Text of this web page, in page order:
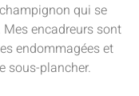
qui se
encadreurs sont
endommagées et
sous-plancher.